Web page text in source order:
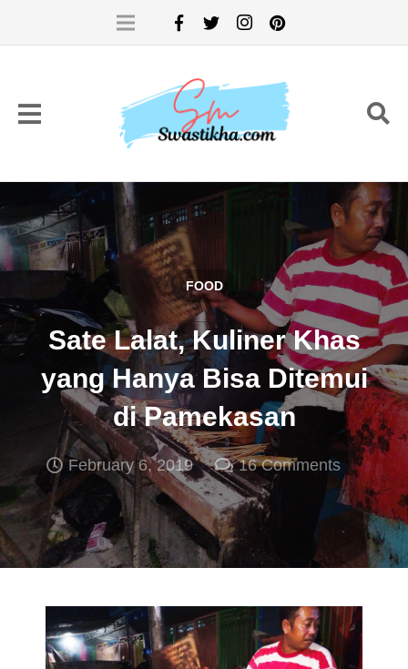
Sate Lalat, Kuliner Khas
yang Hanya Bisa Ditemui
di Pamekasan
February 6, 2019
FOOD
16Comments